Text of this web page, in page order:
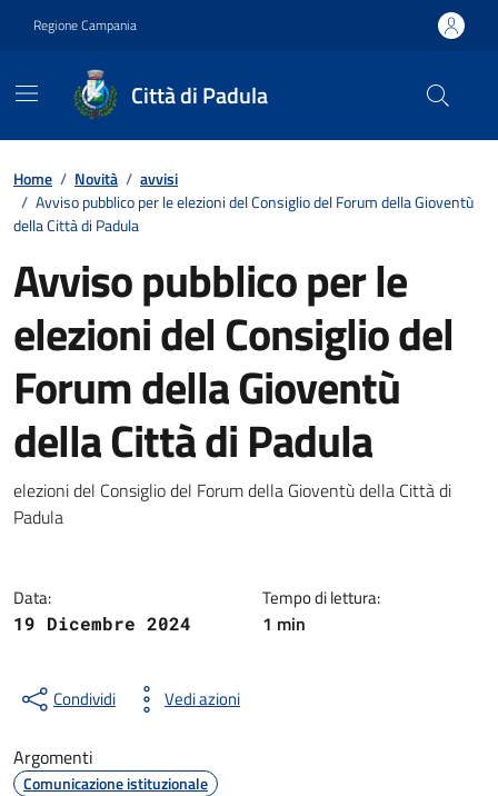
Regione Campania
Città di Padula
Contenuti in evidenza
Home / Novità / avvisi
/ Avviso pubblico per le elezioni del Consiglio del Forum della Gioventù
della Città di Padula
Avviso pubblico per le
elezioni del Consiglio del
Forum della Gioventù
della Città di Padula
Dettagli della notizia
elezioni del Consiglio del Forum della Gioventù della Città di
Padula
Data:
19 Dicembre 2024
Tempo di lettura:
1 min
Condividi Vedi azioni
Argomenti
Comunicazione istituzionale